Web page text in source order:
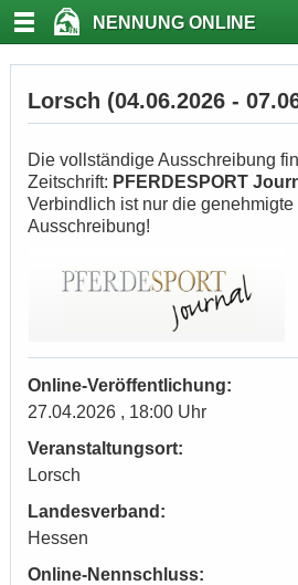
NENNUNG ONLINE
Lorsch (04.06.2026 -
Die vollständige Ausschreibung
Zeitschrift: PFERDESPORT
Verbindlich ist nur die
Ausschreibung!
Online-Veröffentlichung:
27.04.2026 , 18:00 Uhr
Veranstaltungsort:
Lorsch
Landesverband:
Hessen
Online-Nennschluss: